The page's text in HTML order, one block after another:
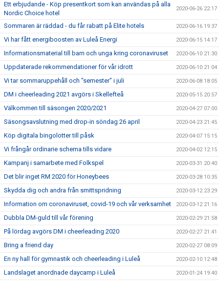
Ett erbjudande - Köp presentkort som kan användas på alla
Nordic Choice hotel
2020-06-26 22:17
Sommaren är räddad - du får rabatt på Elite hotels 2020-06-16 19:37
Vi har fått energiboosten av Luleå Energi 2020-06-15 14:17
Informationsmaterial till barn och unga kring coronaviruset 2020-06-10 21:30
Uppdaterade rekommendationer för vår idrott 2020-06-10 21:04
Vi tar sommaruppehåll och "semester" i juli 2020-06-08 18:05
DM i cheerleading 2021 avgörs i Skellefteå 2020-05-15 20:57
Välkommen till säsongen 2020/2021 2020-04-27 07:00
Säsongsavslutning med drop-in söndag 26 april 2020-04-23 21:45
Köp digitala bingolotter till påsk 2020-04-07 15:15
Vi frångår ordinarie schema tills vidare 2020-04-02 12:15
Kampanj i samarbete med Folkspel 2020-03-31 20:40
Det blir inget RM 2020 för Honeybees 2020-03-28 10:35
Skydda dig och andra från smittspridning 2020-03-12 23:29
Information om coronaviruset, covid-19 och vår verksamhet 2020-03-12 21:16
Dubbla DM-guld till vår förening 2020-02-29 21:58
På lördag avgörs DM i cheerleading 2020 2020-02-27 21:41
Bring a friend day 2020-02-27 08:09
En ny hall för gymnastik och cheerleading i Luleå 2020-02-10 12:48
Landslaget anordnade daycamp i Luleå 2020-01-24 19:40